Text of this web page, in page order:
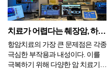
석 돌아보고 싶은 바다를 고르라는
질문이었다면 크게 주저하지 않고
남해를 선택...
치료가 어렵다는 췌장암, 하이브리드 리포솜 등 복합치료로 결과 확인
항암치료의 가장 큰 문제점은 각종
극심한 부작용과 내성이다. 이를
극복하기 위해 다양한 암 치료기술